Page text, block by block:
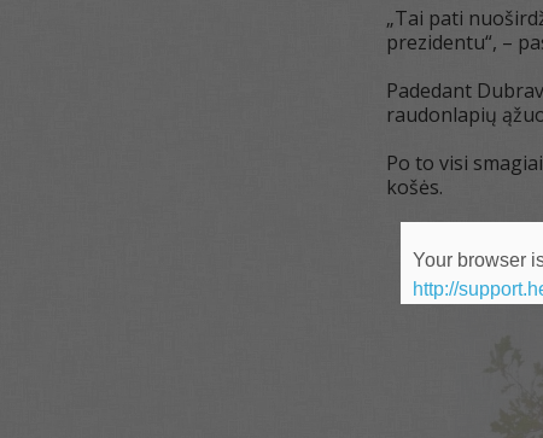
„Tai pati
prezidentu“, –
Padedant
raudonlapių
Po to visi
košės.
Your browser
http://